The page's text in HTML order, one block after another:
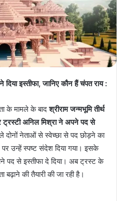
इस्तीफा, जानिए कौन हैं चंपत राय :
के मामले के बादश्रीराम जन्मभूमि तीर्थ
ट्रस्टी अनिल मिश्रा ने अपने पद से
दोनों नेताओं से स्वेच्छा से पद छोड़ने का
उन्हें स्पष्ट संदेश दिया गया। इसके
पद से इस्तीफा दे दिया। अब ट्रस्ट के
बढ़ाने की तैयारी की जा रही है।